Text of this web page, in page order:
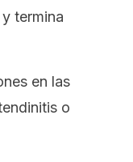
termina
en las
o